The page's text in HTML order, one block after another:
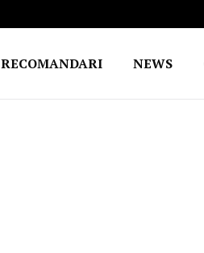
RECOMANDARI NEWS